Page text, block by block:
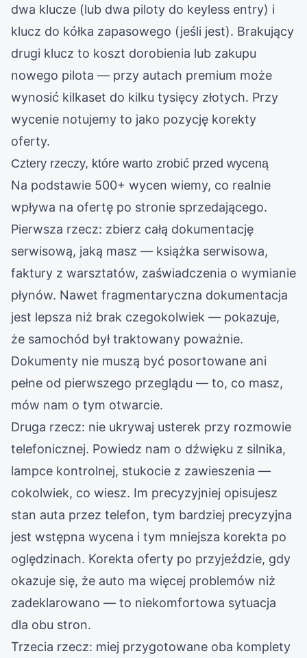
dwa klucze (lub dwa piloty do keyless entry) i
klucz do kółka zapasowego (jeśli jest). Brakujący
drugi klucz to koszt dorobienia lub zakupu
nowego pilota — przy autach premium może
wynosić kilkaset do kilku tysięcy złotych. Przy
wycenie notujemy to jako pozycję korekty
oferty.
Cztery rzeczy, które warto zrobić przed wyceną
Na podstawie 500+ wycen wiemy, co realnie
wpływa na ofertę po stronie sprzedającego.
Pierwsza rzecz: zbierz całą dokumentację
serwisową, jaką masz — książka serwisowa,
faktury z warsztatów, zaświadczenia o wymianie
płynów. Nawet fragmentaryczna dokumentacja
jest lepsza niż brak czegokolwiek — pokazuje,
że samochód był traktowany poważnie.
Dokumenty nie muszą być posortowane ani
pełne od pierwszego przeglądu — to, co masz,
mów nam o tym otwarcie.
Druga rzecz: nie ukrywaj usterek przy rozmowie
telefonicznej. Powiedz nam o dźwięku z silnika,
lampce kontrolnej, stukocie z zawieszenia —
cokolwiek, co wiesz. Im precyzyjniej opisujesz
stan auta przez telefon, tym bardziej precyzyjna
jest wstępna wycena i tym mniejsza korekta po
oględzinach. Korekta oferty po przyjeździe, gdy
okazuje się, że auto ma więcej problemów niż
zadeklarowano — to niekomfortowa sytuacja
dla obu stron.
Trzecia rzecz: miej przygotowane oba komplety